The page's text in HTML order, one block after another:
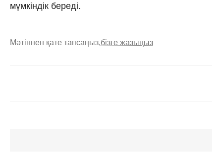
мүмкіндік береді.
Мәтіннен қате тапсаңыз,бізге жазыңыз